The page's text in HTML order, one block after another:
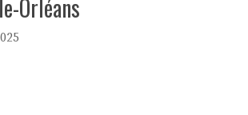
Orléans